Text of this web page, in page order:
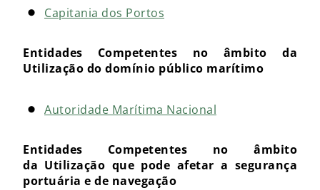
Capitania dos Portos
Entidades Competentes no âmbito da
Utilização do domínio público marítimo
Autoridade Marítima Nacional
Entidades Competentes no âmbito
da Utilização que pode afetar a segurança
portuária e de navegação